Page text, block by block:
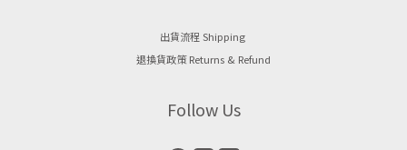
出貨流程 Shipping
退換貨政策 Returns & Refund
Follow Us